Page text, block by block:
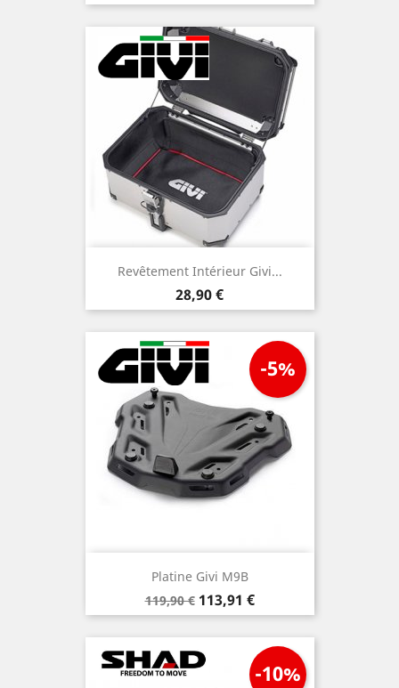
Revêtement Intérieur Givi...
Prix
28,90 €
Platine Givi M9B
Prix
de
base
119,90 €
-5%
Prix
113,91 €
-10%